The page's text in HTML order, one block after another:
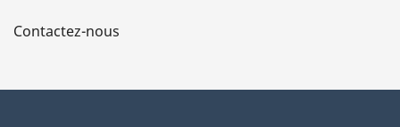
a
Contactez-nous